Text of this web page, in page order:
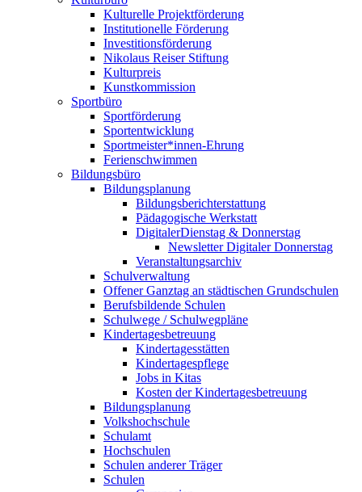
Kulturelle Projektförderung
Institutionelle Förderung
Investitionsförderung
Nikolaus Reiser Stiftung
Kulturpreis
Kunstkommission
Sportbüro
Sportförderung
Sportentwicklung
Sportmeister*innen-Ehrung
Ferienschwimmen
Bildungsbüro
Bildungsplanung
Bildungsberichterstattung
Pädagogische Werkstatt
DigitalerDienstag & Donnerstag
Newsletter Digitaler Donnerstag
Veranstaltungsarchiv
Schulverwaltung
Offener Ganztag an städtischen Grundschulen
Berufsbildende Schulen
Schulwege / Schulwegpläne
Kindertagesbetreuung
Kindertagesstätten
Kindertagespflege
Jobs in Kitas
Kosten der Kindertagesbetreuung
Bildungsplanung
Volkshochschule
Schulamt
Hochschulen
Schulen anderer Träger
Schulen